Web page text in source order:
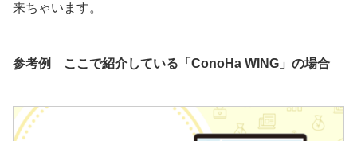
来ちゃいます。
参考例 ここで紹介している「ConoHa WING」の場合